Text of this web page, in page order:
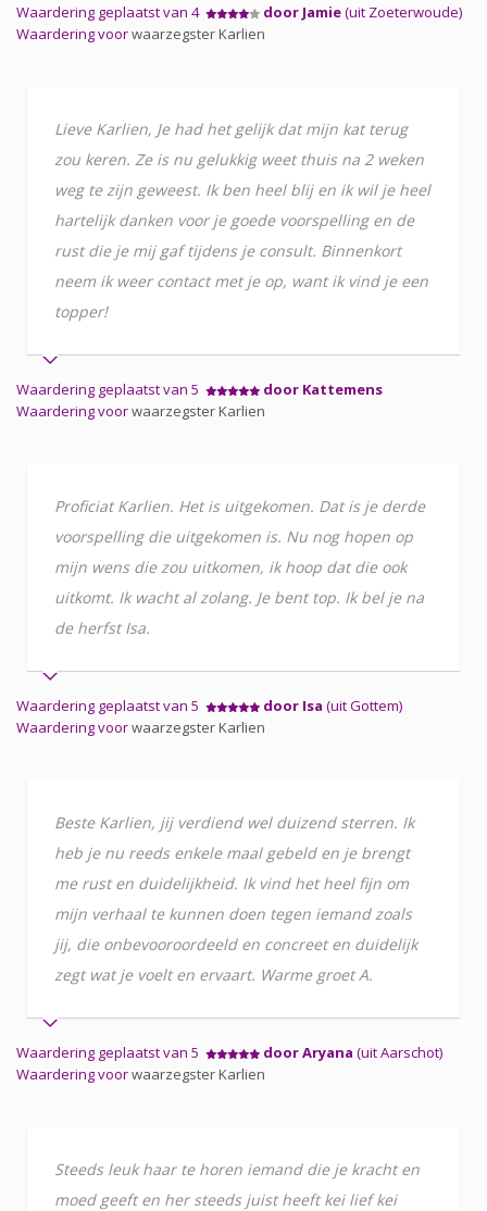
Waardering geplaatst van 4 door Jamie(uit Zoeterwoude)
Waardering voorwaarzegster Karlien
Lieve Karlien, Je had het gelijk dat mijn kat terug
zou keren. Ze is nu gelukkig weet thuis na 2 weken
weg te zijn geweest. Ik ben heel blij en ik wil je heel
hartelijk danken voor je goede voorspelling en de
rust die je mij gaf tijdens je consult. Binnenkort
neem ik weer contact met je op, want ik vind je een
topper!
Waardering geplaatst van 5
door Kattemens
Waardering voorwaarzegster Karlien
Proficiat Karlien. Het is uitgekomen. Dat is je derde
voorspelling die uitgekomen is. Nu nog hopen op
mijn wens die zou uitkomen, ik hoop dat die ook
uitkomt. Ik wacht al zolang. Je bent top. Ik bel je na
de herfst Isa.
Waardering geplaatst van 5 door Isa (uit Gottem)
Waardering voorwaarzegster Karlien
Beste Karlien, jij verdiend wel duizend sterren. Ik
heb je nu reeds enkele maal gebeld en je brengt
me rust en duidelijkheid. Ik vind het heel fijn om
mijn verhaal te kunnen doen tegen iemand zoals
jij, die onbevooroordeeld en concreet en duidelijk
zegt wat je voelt en ervaart. Warme groet A.
Waardering geplaatst van 5 door Aryana (uit Aarschot)
Waardering voorwaarzegster Karlien
Steeds leuk haar te horen iemand die je kracht en
moed geeft en her steeds juist heeft kei lief kei